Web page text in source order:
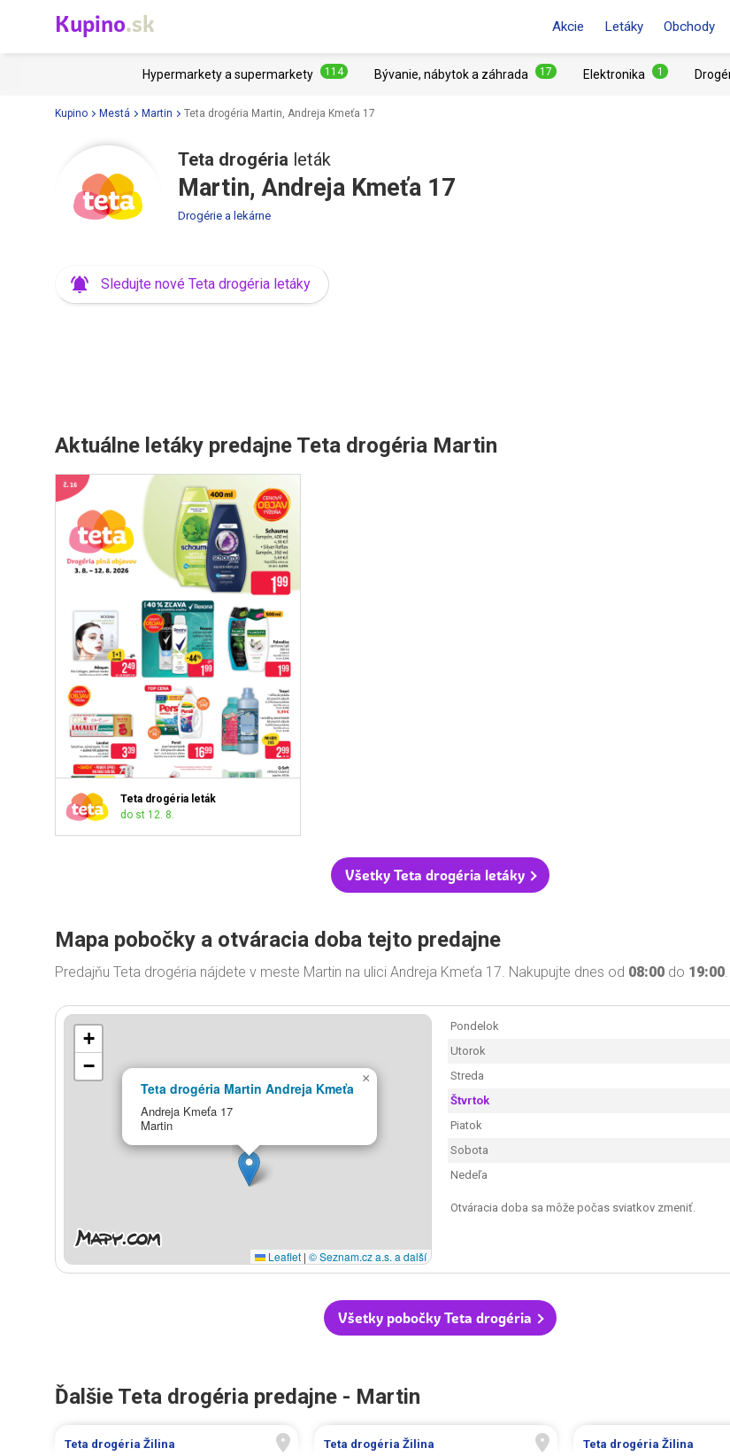
Kupino.sk Akcie Letáky Obchody
Hypermarkety a supermarkety 114 Bývanie, nábytok a záhrada 17 Elektronika 1
Kupino Mestá Martin Teta drogéria Martin, Andreja Kmeťa 17
Teta drogéria leták
Martin, Andreja Kmeťa 17
Drogérie a lekárne
Sledujte nové Teta drogéria letáky
Aktuálne letáky predajne Teta drogéria Martin
Teta drogéria leták
do st 12. 8.
Všetky Teta drogéria letáky
Mapa pobočky a otváracia doba tejto predajne
Predajňu Teta drogéria nájdete v meste Martin na ulici Andreja Kmeťa 17. Nakupujte dnes od 08:00 do 19:00.
Teta drogéria Martin Andreja Kmeťa
Andreja Kmeťa 17
Martin
×
+
−
Leaflet | © Seznam.cz a.s. a další
Pondelok
Utorok
Streda
Štvrtok
Piatok
Sobota
Nedeľa
Otváracia doba sa môže počas sviatkov zmeniť.
Všetky pobočky Teta drogéria
Ďalšie Teta drogéria predajne - Martin
Teta drogériaŽilina
Teta drogéria Žilina
Teta drogéria Žilina